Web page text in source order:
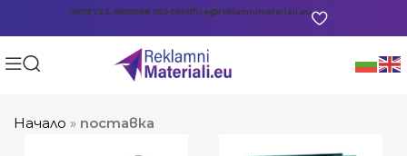
0878 722 8650888 903 601office@reklamnimateriali.eu
Начало » поставка